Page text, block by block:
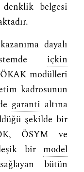
belgesi
dayalı
içkin
modülleri
kadrosunun
garanti altına
şekilde bir
ÖSYM ve
bir model
bütün